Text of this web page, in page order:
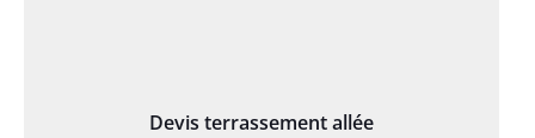
Devis terrassement allée